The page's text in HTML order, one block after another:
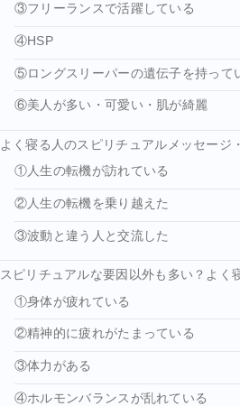
③フリーランスで活躍している
④HSP
⑤ロングスリーパーの遺伝子を持って
⑥美人が多い・可愛い・肌が綺麗
よく寝る人のスピリチュアルメッセージ
①人生の転機が訪れている
②人生の転機を乗り越えた
③波動と違う人と交流した
スピリチュアルな要因以外も多い？よく
①身体が疲れている
②精神的に疲れがたまっている
③体力がある
④ホルモンバランスが乱れている